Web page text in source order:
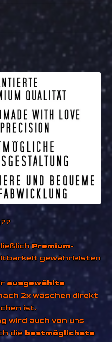
Premium-
gewährleisten
ausgewählte
2x waschen direkt
ist.
wird auch von uns
die bestmöglichste